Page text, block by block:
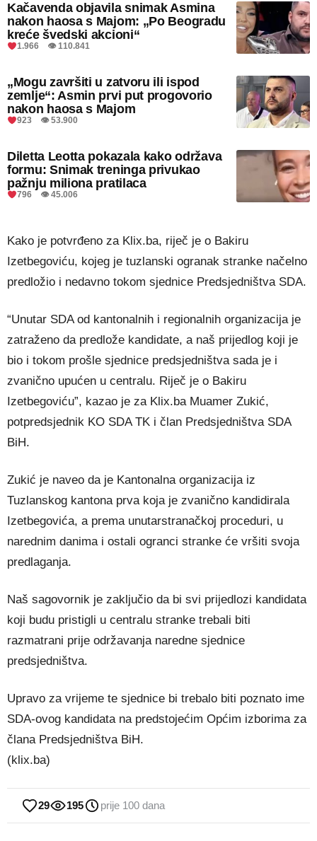
Kačavenda objavila snimak Asmina
nakon haosa s Majom: „Po Beogradu
kreće švedski akcioni“
1.966 👁 110.841
„Mogu završiti u zatvoru ili ispod
zemlje“: Asmin prvi put progovorio
nakon haosa s Majom
923 👁 53.900
Diletta Leotta pokazala kako održava
formu: Snimak treninga privukao
pažnju miliona pratilaca
796 👁 45.006
Kako je potvrđeno za Klix.ba, riječ je o Bakiru
Izetbegoviću, kojeg je tuzlanski ogranak stranke načelno
predložio i nedavno tokom sjednice Predsjedništva SDA.
“Unutar SDA od kantonalnih i regionalnih organizacija je
zatraženo da predlože kandidate, a naš prijedlog koji je
bio i tokom prošle sjednice predsjedništva sada je i
zvanično upućen u centralu. Riječ je o Bakiru
Izetbegoviću”, kazao je za Klix.ba Muamer Zukić,
potpredsjednik KO SDA TK i član Predsjedništva SDA
BiH.
Zukić je naveo da je Kantonalna organizacija iz
Tuzlanskog kantona prva koja je zvanično kandidirala
Izetbegovića, a prema unutarstranačkoj proceduri, u
narednim danima i ostali ogranci stranke će vršiti svoja
predlaganja.
Naš sagovornik je zaključio da bi svi prijedlozi kandidata
koji budu pristigli u centralu stranke trebali biti
razmatrani prije održavanja naredne sjednice
predsjedništva.
Upravo za vrijeme te sjednice bi trebalo biti poznato ime
SDA-ovog kandidata na predstojećim Općim izborima za
člana Predsjedništva BiH.
(klix.ba)
29 195 prije 100 dana